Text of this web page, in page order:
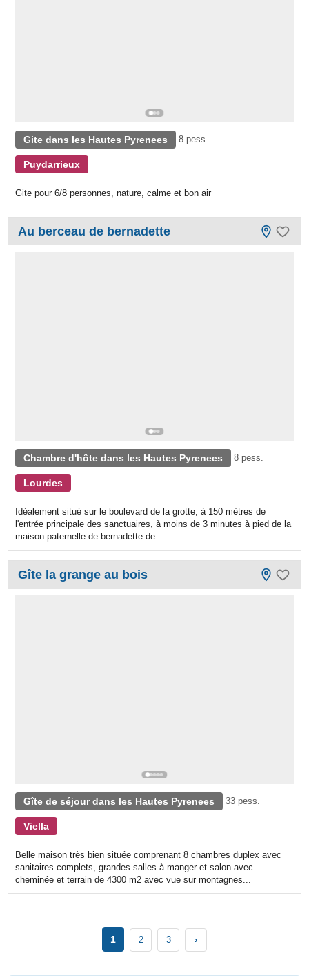
Gite dans les Hautes Pyrenees 8 pess.
Puydarrieux
Gite pour 6/8 personnes, nature, calme et bon air
Au berceau de bernadette
Chambre d'hôte dans les Hautes Pyrenees 8 pess.
Lourdes
Idéalement situé sur le boulevard de la grotte, à 150 mètres de
l'entrée principale des sanctuaires, à moins de 3 minutes à pied de la
maison paternelle de bernadette de...
Gîte la grange au bois
Gîte de séjour dans les Hautes Pyrenees 33 pess.
Viella
Belle maison très bien située comprenant 8 chambres duplex avec
sanitaires complets, grandes salles à manger et salon avec
cheminée et terrain de 4300 m2 avec vue sur montagnes...
1 2 3 ›